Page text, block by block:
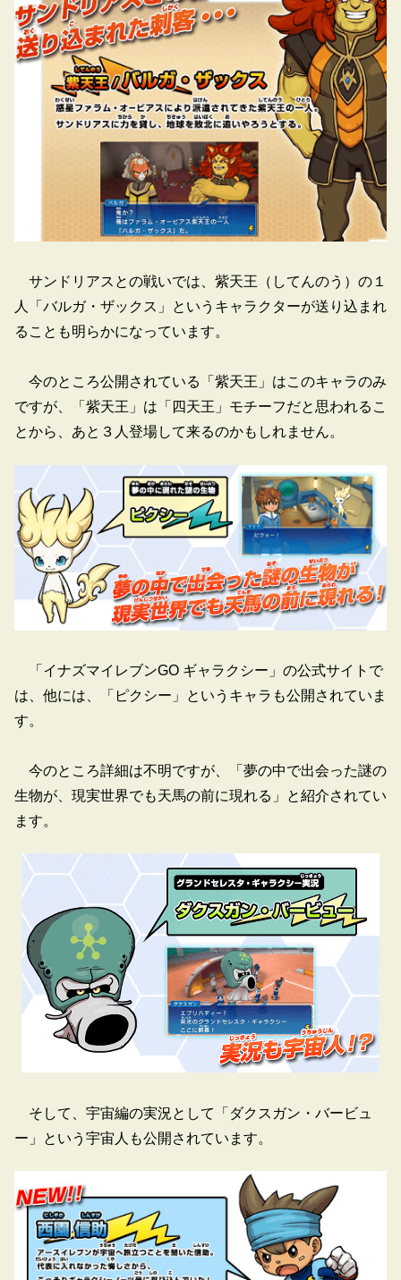
サンドリアスとの戦いでは、紫天王（してんのう）の１
人「バルガ・ザックス」というキャラクターが送り込まれ
ることも明らかになっています。
今のところ公開されている「紫天王」はこのキャラのみ
ですが、「紫天王」は「四天王」モチーフだと思われるこ
とから、あと３人登場して来るのかもしれません。
「イナズマイレブンGO ギャラクシー」の公式サイトで
は、他には、「ピクシー」というキャラも公開されていま
す。
今のところ詳細は不明ですが、「夢の中で出会った謎の
生物が、現実世界でも天馬の前に現れる」と紹介されてい
ます。
そして、宇宙編の実況として「ダクスガン・バービュ
ー」という宇宙人も公開されています。